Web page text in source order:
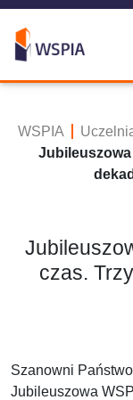
WSPIA
Jubileuszowa
czas.
Szanowni
Jubileuszowa